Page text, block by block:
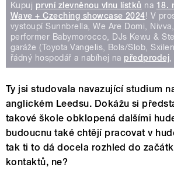
Kupuj první zlevněnou vlnu lístků na 18.
Wave + Czeching showcase 2024! V
vystoupí Sunnbrella, We Are Domi,
performer Babymorocco, DJs Kewu &
garáže (Toyota Vangelis, Bols/Slob,
řádný hospodář a nabíhej na předprodej,
Ty jsi studovala navazující studium
anglickém Leedsu. Dokážu si
takové škole obklopená dalšími
budoucnu také chtějí pracovat v
tak ti to dá docela rozhled do
kontaktů, ne?